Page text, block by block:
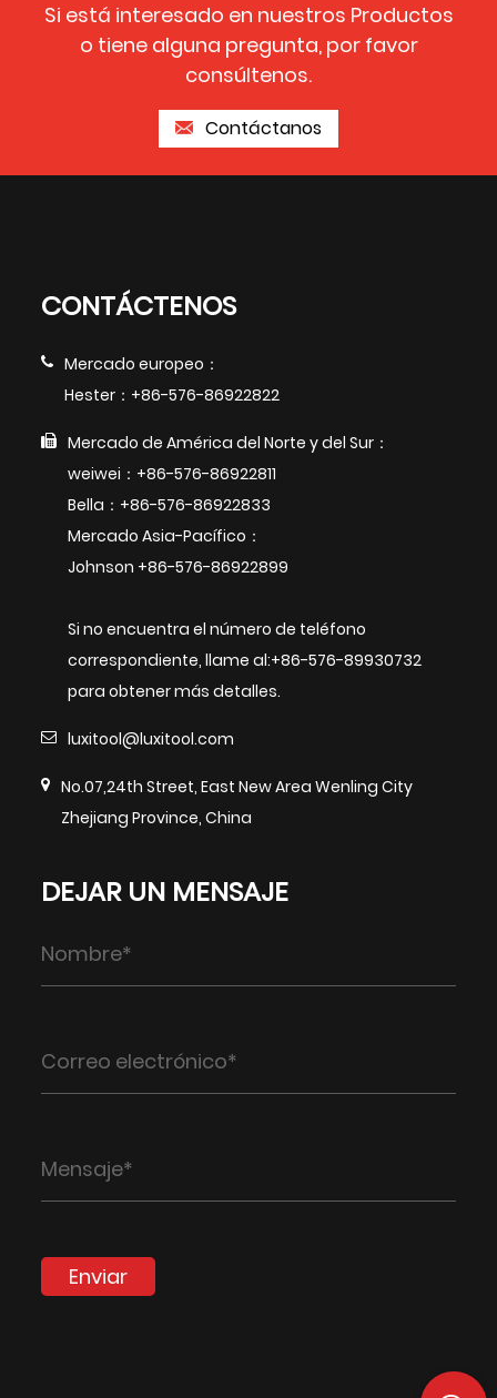
Si está interesado en nuestros Productos
o tiene alguna pregunta, por favor
consúltenos.
Contáctanos
CONTÁCTENOS
Mercado europeo：
Hester：+86-576-86922822
Mercado de América del Norte y del Sur：
weiwei：+86-576-86922811
Bella：+86-576-86922833
Mercado Asia-Pacífico：
Johnson +86-576-86922899
Si no encuentra el número de teléfono
correspondiente, llame al:+86-576-89930732
para obtener más detalles.
luxitool@luxitool.com
No.07,24th Street, East New Area Wenling City
Zhejiang Province, China
DEJAR UN MENSAJE
Enviar